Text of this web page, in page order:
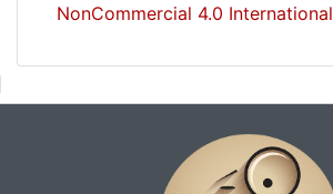
NonCommercial 4.0 International